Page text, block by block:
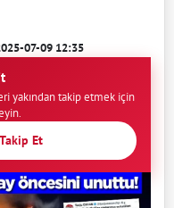
07-09 12:35
yakından takip etmek için
Et